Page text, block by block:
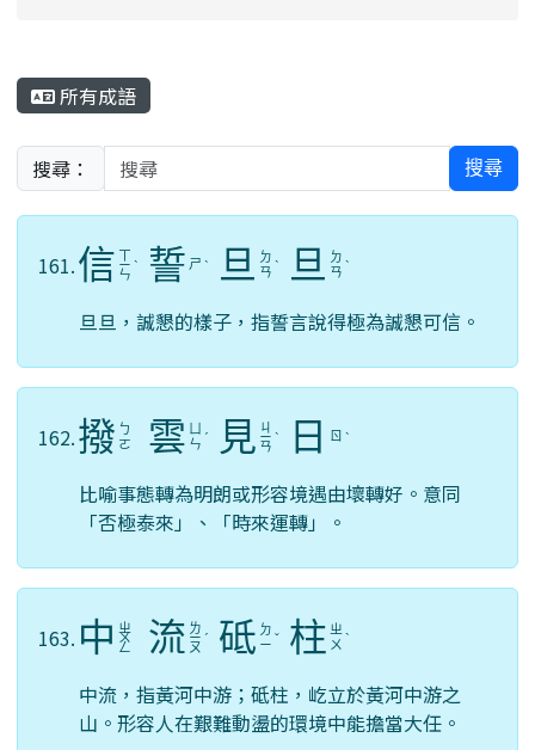
所有成語
搜尋： 搜尋
161.信 ㄒ
ㄧ
ㄣ
ˋ 誓 ㄕ ˋ 旦
ㄉ
ㄢ ˋ 旦
ㄉ
ㄢ ˋ
旦旦，誠懇的樣子，指誓言說得極為誠懇可信。
162.撥 ㄅ
ㄛ
雲 ㄣ ˊ 見 ㄐ
ㄧ
ㄢ
ˋ 日 ㄖ ˋ
比喻事態轉為明朗或形容境遇由壞轉好。意同
「否極泰來」、「時來運轉」。
163. 中 ㄓ
ㄨ
ㄥ 流 ㄌ
ㄧ
ㄡ
ˊ 砥 ㄉ
ㄧ ˇ 柱 ㄓ
ㄨ ˋ
中流，指黃河中游；砥柱，屹立於黃河中游之
山。形容人在艱難動盪的環境中能擔當大任。